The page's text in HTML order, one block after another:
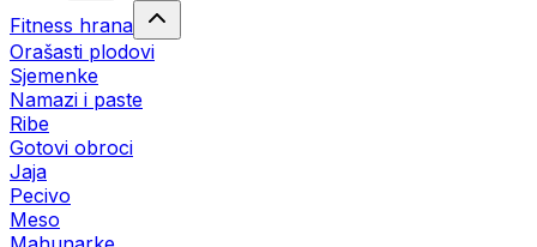
Fitness hrana
Orašasti plodovi
Sjemenke
Namazi i paste
Ribe
Gotovi obroci
Jaja
Pecivo
Meso